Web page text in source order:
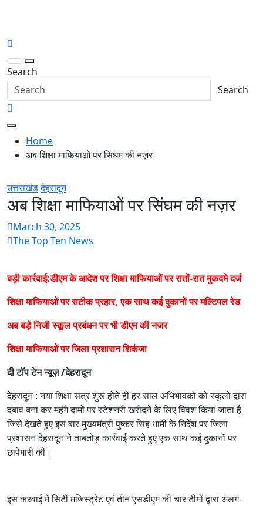
Search
Search
Home
अब शिक्षा माफियाओं पर सिंघम की नज़र
उत्तराखंडदेहरादून
अब शिक्षा माफियाओं पर सिंघम की नज़र
March 30, 2025
The Top Ten News
बड़ी कार्रवाई:डीएम के आदेश पर शिक्षा माफियाओं पर रातों-रात मुकदमे दर्ज
शिक्षा माफियाओं पर सटीक प्रहार, एक साथ कई दुकानों पर मल्टिपल रेड
अब बड़े निजी स्कूल प्रबंधन पर भी डीएम की नजर
शिक्षा माफियाओं पर जिला प्रशासन शिकंजा
दी टॉप टेन न्यूज़ /देहरादून
देहरादून : नया शिक्षा सत्र शुरू होते ही हर साल अभिभावकों को स्कूलों द्वारा
दबाव बना कर महंगे दामों पर स्टेशनरी खरीदने के लिए विवश किया जाता है
जिसे देखते हुए इस बार मुख्यमंत्री पुष्कर सिंह धामी के निर्देश पर जिला
प्रशासन देहरादून ने ताबतोड़ कार्रवाई करते हुए एक साथ कई दुकानों पर
छापेमारी की।
इस करवाई में सिटी मजिस्ट्रेट एवं तीन एसडीएम की चार टीमों द्वारा अलग-